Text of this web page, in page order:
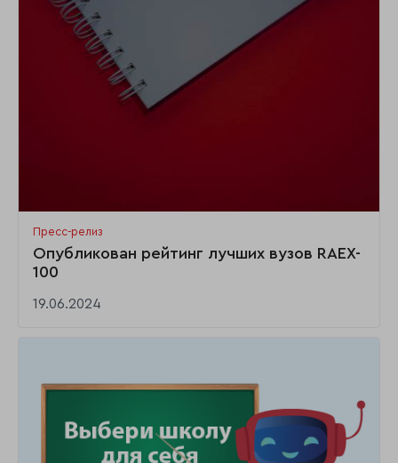
Пресс-релиз
Опубликован рейтинг лучших вузов RAEX-
100
19.06.2024